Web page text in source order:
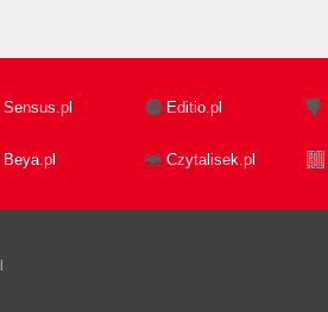
Sensus.pl Editio.pl
Beya.pl Czytalisek.pl